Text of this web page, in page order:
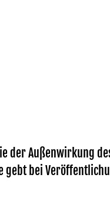
der Außenwirkung
bei